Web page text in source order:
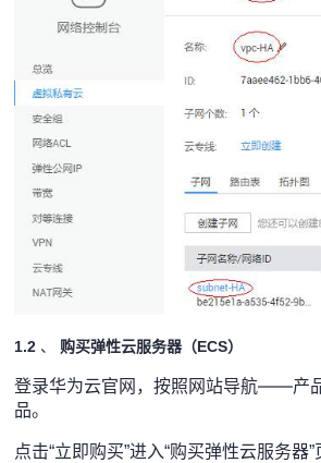
1.2 、 购买弹性云服务器（ECS）
登录华为云官网，按照网站导航——产
品。
点击“立即购买”进入“购买弹性云服务器”